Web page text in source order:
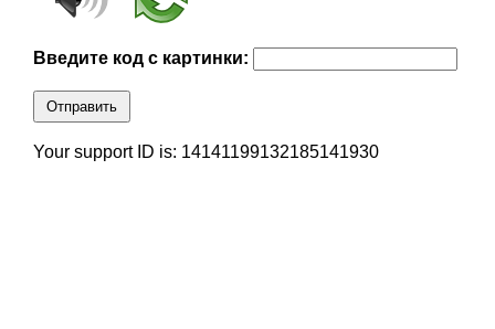
Введите код с картинки:
Отправить
Your support ID is: 14141199132185141930